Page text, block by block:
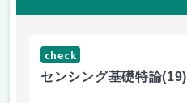
check
センシング基礎特論(19)